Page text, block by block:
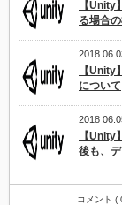
【Unity
る場合
2018
【Unity
について
2018
【
後も、
コメント (